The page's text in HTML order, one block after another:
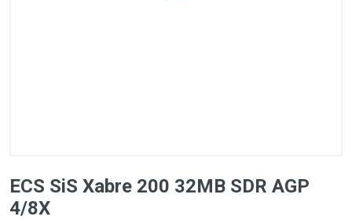
ECS SiS Xabre 200 32MB SDR AGP
4/8X